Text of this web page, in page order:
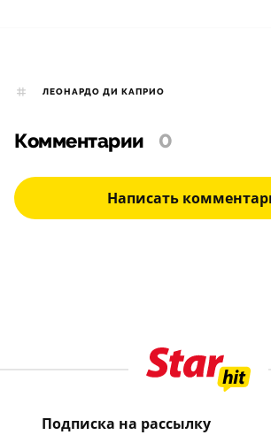
ЛЕОНАРДО ДИ КАПРИО
Комментарии 0
Написать
Подписка на рассылку